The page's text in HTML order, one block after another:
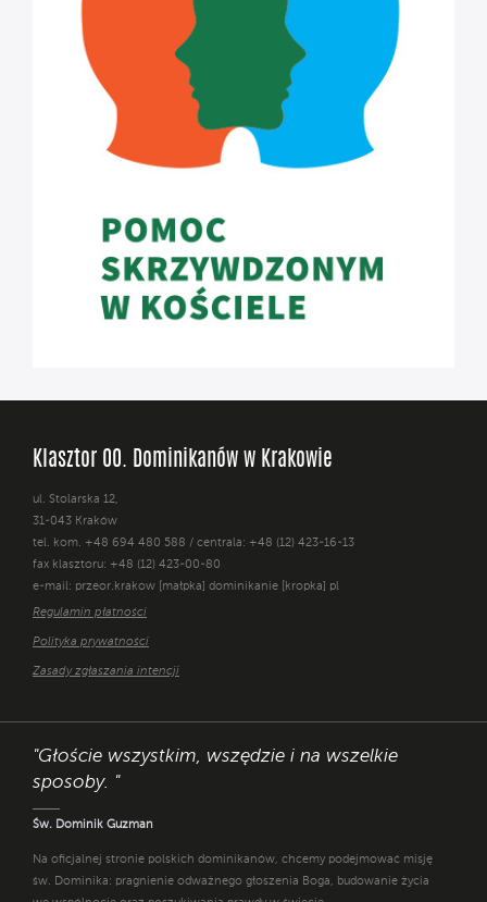
Klasztor OO. Dominikanów w Krakowie
ul. Stolarska 12,
31-043 Kraków
tel. kom. +48 694 480 588 / centrala: +48 (12) 423-16-13
fax klasztoru: +48 (12) 423-00-80
e-mail: przeor.krakow [małpka] dominikanie [kropka] pl
Regulamin płatności
Polityka prywatności
Zasady zgłaszania intencji
"Głoście wszystkim, wszędzie i na wszelkie
sposoby. "
Św. Dominik Guzman
Na oficjalnej stronie polskich dominikanów, chcemy podejmować misję
św. Dominika: pragnienie odważnego głoszenia Boga, budowanie życia